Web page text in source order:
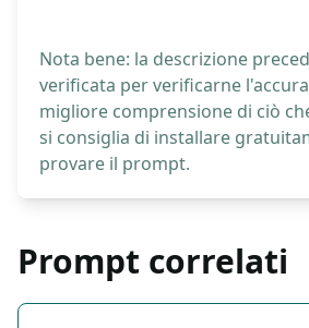
Nota bene: la descrizione
verificata per verificarne
migliore comprensione di ciò
si consiglia di installare
provare il prompt.
Prompt correlati